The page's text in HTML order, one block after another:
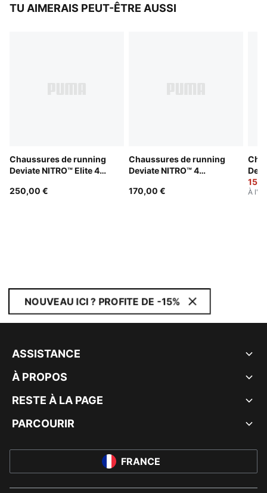
TU AIMERAIS PEUT-ÊTRE AUSSI
Chaussures de running
Deviate NITRO™ Elite 4
250,00 €
Chaussures de running
Deviate NITRO™ 4
170,00 €
À
NOUVEAU ICI ? PROFITE DE -15%
ASSISTANCE
À PROPOS
RESTE À LA PAGE
PARCOURIR
FRANCE